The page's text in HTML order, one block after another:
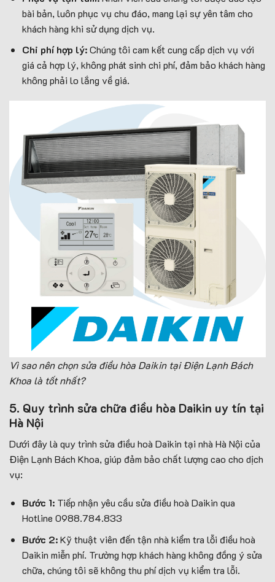
bài bản, luôn phục vụ chu đáo, mang lại sự yên tâm cho
khách hàng khi sử dụng dịch vụ.
Chi phí hợp lý:Chúng tôi cam kết cung cấp dịch vụ với
giá cả hợp lý, không phát sinh chi phí, đảm bảo khách hàng
không phải lo lắng về giá.
Vì sao nên chọn sửa điều hòa Daikin tại Điện Lạnh Bách
Khoa là tốt nhất?
5. Quy trình sửa chữa điều hòa Daikin uy tín tại
Hà Nội
Dưới đây là quy trình sửa điều hoà Daikin tại nhà Hà Nội của
Điện Lạnh Bách Khoa, giúp đảm bảo chất lượng cao cho dịch
vụ:
Bước 1:Tiếp nhận yêu cầu sửa điều hoà Daikin qua
Hotline 0988.784.833
Bước 2:Kỹ thuật viên đến tận nhà kiểm tra lỗi điều hoà
Daikin miễn phí. Trường hợp khách hàng không đồng ý sửa
chữa, chúng tôi sẽ không thu phí dịch vụ kiểm tra lỗi.